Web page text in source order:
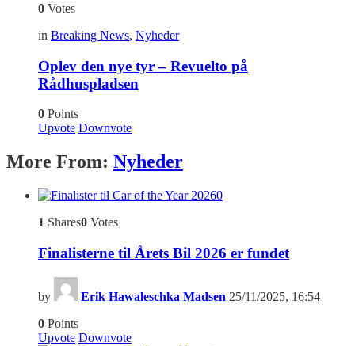
0 Votes
in Breaking News, Nyheder
Oplev den nye tyr – Revuelto på
Rådhuspladsen
0 Points
Upvote Downvote
More From: Nyheder
0
1 Shares0 Votes
Finalisterne til Årets Bil 2026 er fundet
by Erik Hawaleschka Madsen 25/11/2025, 16:54
0 Points
Upvote Downvote